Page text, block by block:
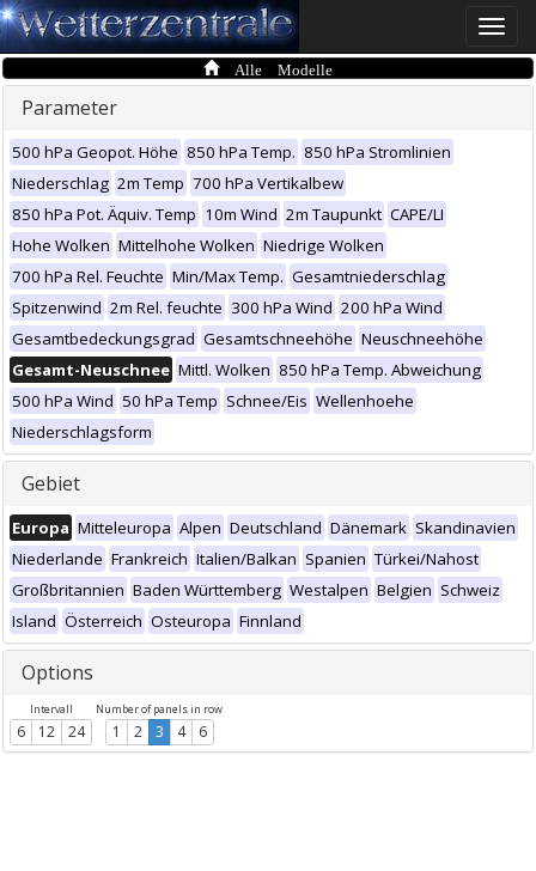
Toggle
Alle Modelle
Parameter
500 hPa Geopot. Höhe 850 hPa Temp. 850 hPa Stromlinien
Niederschlag 2m Temp 700 hPa Vertikalbew
850 hPa Pot. Äquiv. Temp 10m Wind 2m Taupunkt CAPE/LI
Hohe Wolken Mittelhohe Wolken Niedrige Wolken
700 hPa Rel. Feuchte Min/Max Temp. Gesamtniederschlag
Spitzenwind 2m Rel. feuchte 300 hPa Wind 200 hPa Wind
Gesamtbedeckungsgrad Gesamtschneehöhe Neuschneehöhe
Gesamt-Neuschnee Mittl. Wolken 850 hPa Temp. Abweichung
500 hPa Wind 50 hPa Temp Schnee/Eis Wellenhoehe
Niederschlagsform
Gebiet
Europa Mitteleuropa Alpen Deutschland Dänemark Skandinavien
Niederlande Frankreich Italien/Balkan Spanien Türkei/Nahost
Großbritannien Baden Württemberg Westalpen Belgien Schweiz
Island Österreich Osteuropa Finnland
Options
Intervall
6 12 24
Number of panels in row
1 2 3 4 6